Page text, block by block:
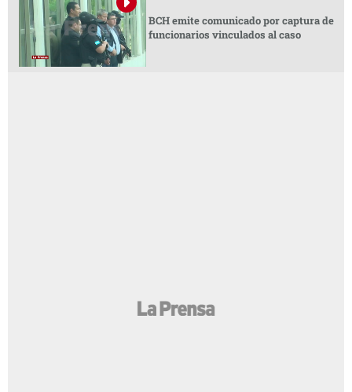
BCH emite comunicado por captura de
funcionarios vinculados al caso